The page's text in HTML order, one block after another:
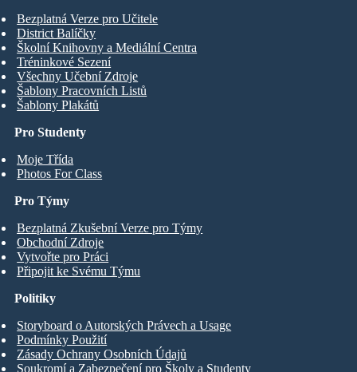
Pro Studenty
Moje Třída
Photos For Class
Bezplatná Verze pro Učitele
District Balíčky
Školní Knihovny a Mediální Centra
Tréninkové Sezení
Všechny Učební Zdroje
Šablony Pracovních Listů
Šablony Plakátů
Pro Týmy
Bezplatná Zkušební Verze pro Týmy
Obchodní Zdroje
Vytvořte pro Práci
Připojit ke Svému Týmu
Politiky
Storyboard o Autorských Právech a Usage
Podmínky Použití
Zásady Ochrany Osobních Údajů
Soukromí a Zabezpečení pro Školy a Studenty